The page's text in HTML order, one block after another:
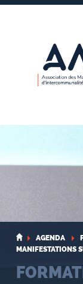
Skip
AGENDA
MANIFESTATIONS